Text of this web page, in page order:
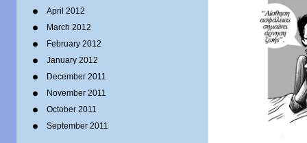
April 2012
March 2012
February 2012
January 2012
December 2011
November 2011
October 2011
September 2011